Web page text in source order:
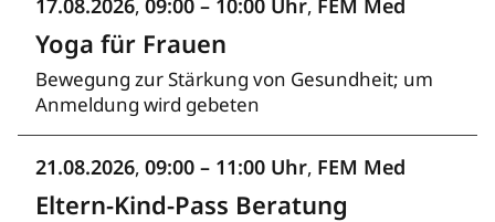
17.08.2026, 09:00 – 10:00 Uhr, FEM Med
Yoga für Frauen
Bewegung zur Stärkung von Gesundheit; um
Anmeldung wird gebeten
21.08.2026, 09:00 – 11:00 Uhr, FEM Med
Eltern-Kind-Pass Beratung